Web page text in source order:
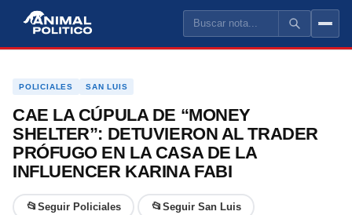
LA PLATA
PILAR
LA MATANZA
POLICIALES SAN LUIS
CAE LA CÚPULA DE “MONEY
SHELTER”: DETUVIERON AL TRADER
PRÓFUGO EN LA CASA DE LA
INFLUENCER KARINA FABI
📂 Seguir Policiales 📂 Seguir San Luis